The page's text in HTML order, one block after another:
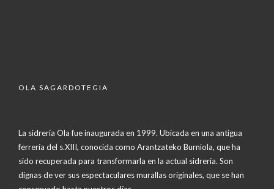
OLA SAGARDOTEGIA
La sidrería Ola fue inaugurada en 1999. Ubicada en una antigua
ferrería del s.XIII, conocida como Arantzateko Burniola, que ha
sido recuperada para transformarla en la actual sidrería. Son
dignas de ver sus espectaculares murallas originales, que se han